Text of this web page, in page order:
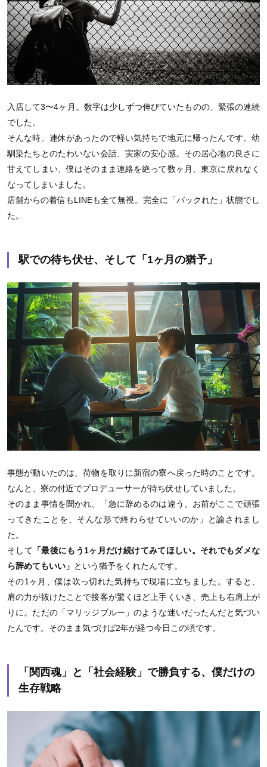
入店して3〜4ヶ月。数字は少しずつ伸びていたものの、緊張の連続
でした。
そんな時、連休があったので軽い気持ちで地元に帰ったんです。幼
馴染たちとのたわいない会話、実家の安心感。その居心地の良さに
甘えてしまい、僕はそのまま連絡を絶って数ヶ月、東京に戻れなく
なってしまいました。
店舗からの着信もLINEも全て無視。完全に「バックれた」状態でし
た。
駅での待ち伏せ、そして「1ヶ月の猶予」
事態が動いたのは、荷物を取りに新宿の寮へ戻った時のことです。
なんと、寮の付近でプロデューサーが待ち伏せしていました。
そのまま事情を聞かれ、「急に辞めるのは違う。お前がここで頑張
ってきたことを、そんな形で終わらせていいのか」と諭されまし
た。
そして 「最後にもう1ヶ月だけ続けてみてほしい。それでもダメな
ら辞めてもいい」 という猶予をくれたんです。
その1ヶ月、僕は吹っ切れた気持ちで現場に立ちました。すると、
肩の力が抜けたことで接客が驚くほど上手くいき、売上も右肩上が
りに。ただの「マリッジブルー」のような迷いだったんだと気づい
たんです。そのまま気づけば2年が経つ今日この頃です。
「関西魂」と「社会経験」で勝負する、僕だけの
生存戦略